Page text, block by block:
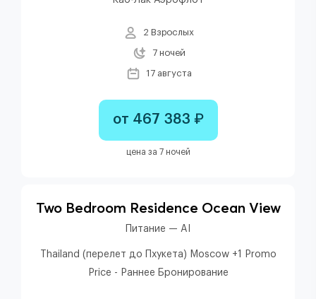
2 Взрослых
7 ночей
17 августа
от 467 383 ₽
цена за 7 ночей
Two Bedroom Residence Ocean View
Питание — AI
Thailand (перелет до Пхукета) Moscow +1 Promo
Price - Раннее Бронирование